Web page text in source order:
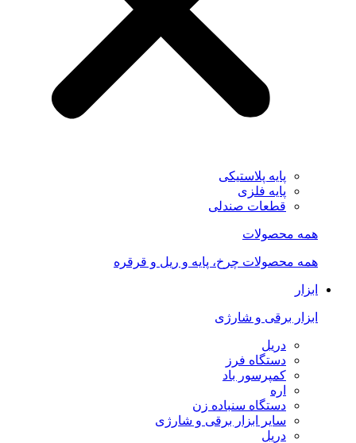
پایه پلاستیکی
پایه فلزی
قطعات صندلی
همه محصولات
همه محصولات چرخ، پایه و ریل و قرقره
ابزار
ابزار برقی و شارژی
دریل
دستگاه فرز
کمپرسور باد
اره
دستگاه سنباده زن
سایر ابزار برقی و شارژی
دریل